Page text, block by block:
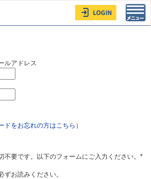
ルアドレス
ドをお忘れの方はこちら ）
不要です。以下のフォームにご入力ください。*
ずお読みください。